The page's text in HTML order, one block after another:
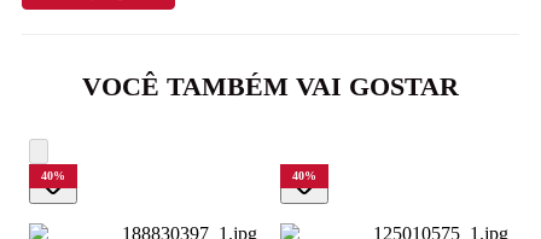
VOCÊ TAMBÉM VAI GOSTAR
40% 40%